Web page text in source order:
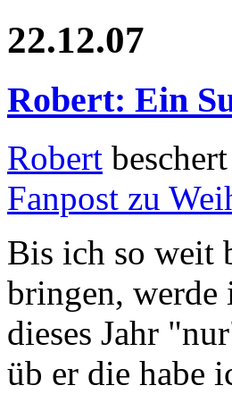
22.12.07
Robert: Ein
Robert
Fanpost zu
Bis ich so weit
bringen, werde
dieses Jahr
üb er die habe